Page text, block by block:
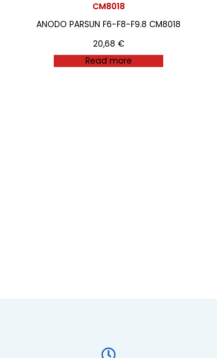
CM8018
ANODO PARSUN F6-F8-F9.8 CM8018
20,68 €
Read more